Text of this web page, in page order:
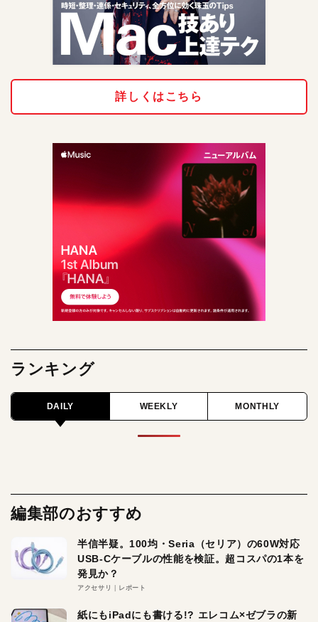
詳しくはこちら
ランキング
DAILY WEEKLY MONTHLY
編集部のおすすめ
半信半疑。100均・Seria（セリア）の60W対応
USB-Cケーブルの性能を検証。超コスパの1本を
発見か？
アクセサリ レポート
紙にもiPadにも書ける!? エレコム×ゼブラの新